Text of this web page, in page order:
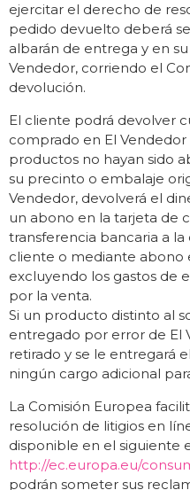
ejercitar el derecho de
pedido devuelto deberá
albarán de entrega y en
Vendedor, corriendo el
devolución.
El cliente podrá devolver
comprado en El
productos no hayan sido
su precinto o embalaje
Vendedor, devolverá el
un abono en la tarjeta de
transferencia bancaria a
cliente o mediante abono
excluyendo los gastos de
por la venta.
Si un producto distinto al
entregado por error de El
retirado y se le entregará
ningún cargo adicional
La Comisión Europea
resolución de litigios en
disponible en el siguiente
http://ec.europa.eu/
podrán someter sus